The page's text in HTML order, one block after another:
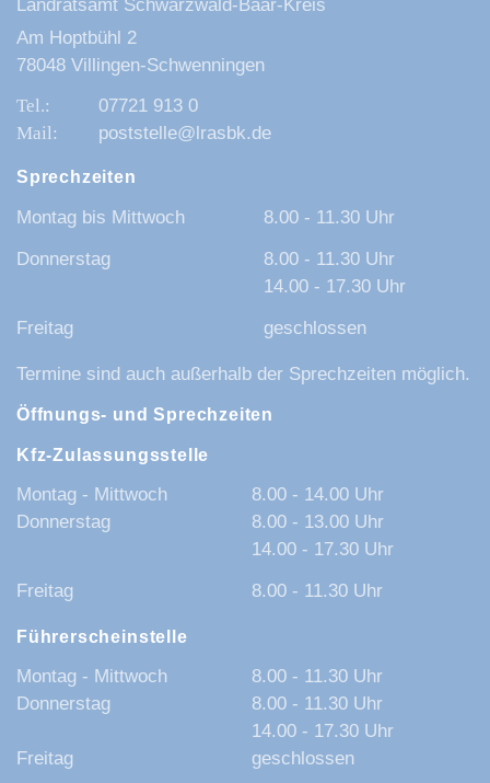
Landratsamt Schwarzwald-Baar-Kreis
Am Hoptbühl 2
78048 Villingen-Schwenningen
07721 913 0
poststelle@lrasbk.de
Sprechzeiten
Montag bis Mittwoch
8.00 - 11.30 Uhr
Donnerstag
8.00 - 11.30 Uhr
14.00 - 17.30 Uhr
Freitag
geschlossen
Termine sind auch außerhalb der Sprechzeiten möglich.
Öffnungs- und Sprechzeiten
Kfz-Zulassungsstelle
Montag - Mittwoch
8.00 - 14.00 Uhr
Donnerstag
8.00 - 13.00 Uhr
14.00 - 17.30 Uhr
Freitag
8.00 - 11.30 Uhr
Führerscheinstelle
Montag - Mittwoch
8.00 - 11.30 Uhr
Donnerstag
8.00 - 11.30 Uhr
14.00 - 17.30 Uhr
Freitag
geschlossen